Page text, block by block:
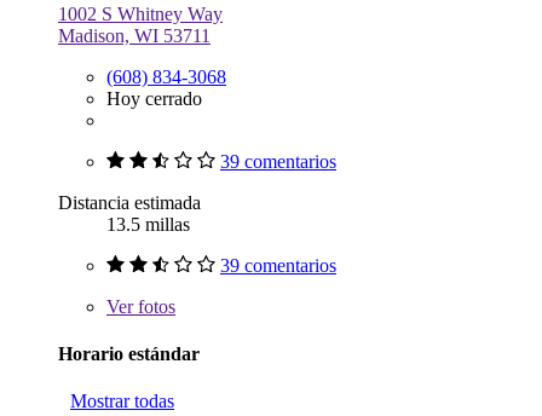
1002 S Whitney Way
Madison, WI 53711
(608) 834-3068
Hoy cerrado
39 comentarios
Distancia estimada
13.5 millas
39 comentarios
Verfotos
Horario estándar
Mostrar todas